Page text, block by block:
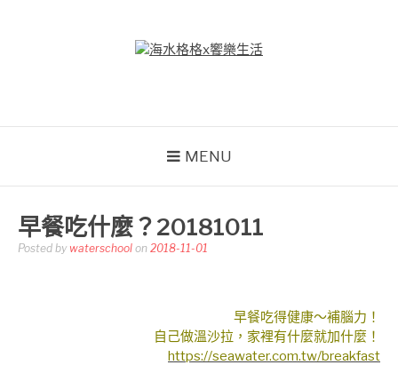
MENU
早餐吃什麼？20181011
Posted by waterschool on 2018-11-01
早餐吃得健康～補腦力！
自己做溫沙拉，家裡有什麼就加什麼！
https://seawater.com.tw/breakfast